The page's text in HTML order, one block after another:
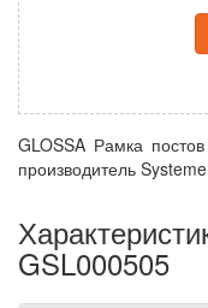
GLOSSA Рамка
производитель
GSL000505